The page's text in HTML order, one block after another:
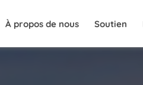
À propos de nous Soutien